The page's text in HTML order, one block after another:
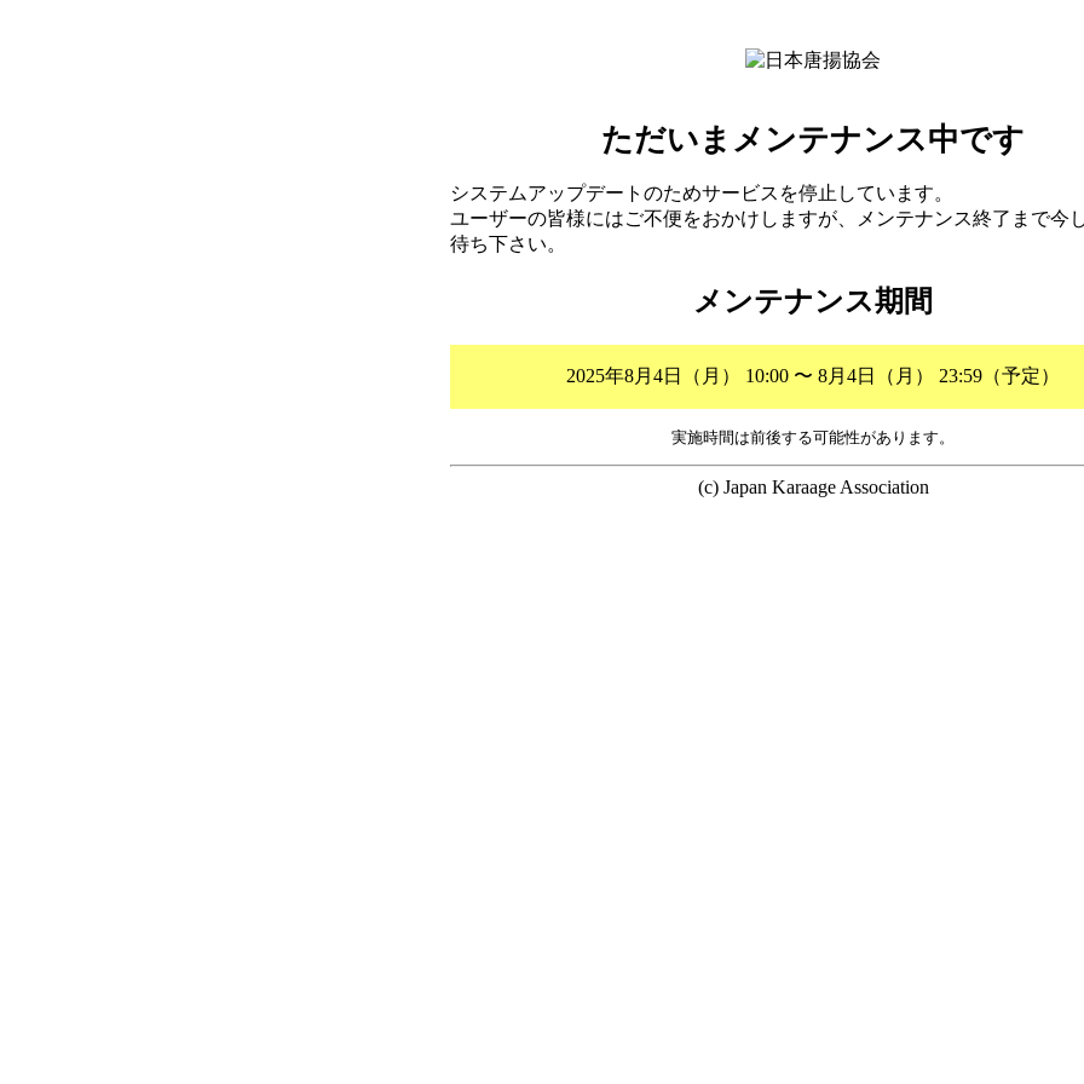
ただいまメンテナンス中です
システムアップデートのためサービスを停止しています。
ユーザーの皆様にはご不便をおかけしますが、メンテナンス終了まで今
待ち下さい。
メンテナンス期間
2025年8月4日（月） 10:00 〜 8月4日（月） 23:59（予定）
実施時間は前後する可能性があります。
(c) Japan Karaage Association